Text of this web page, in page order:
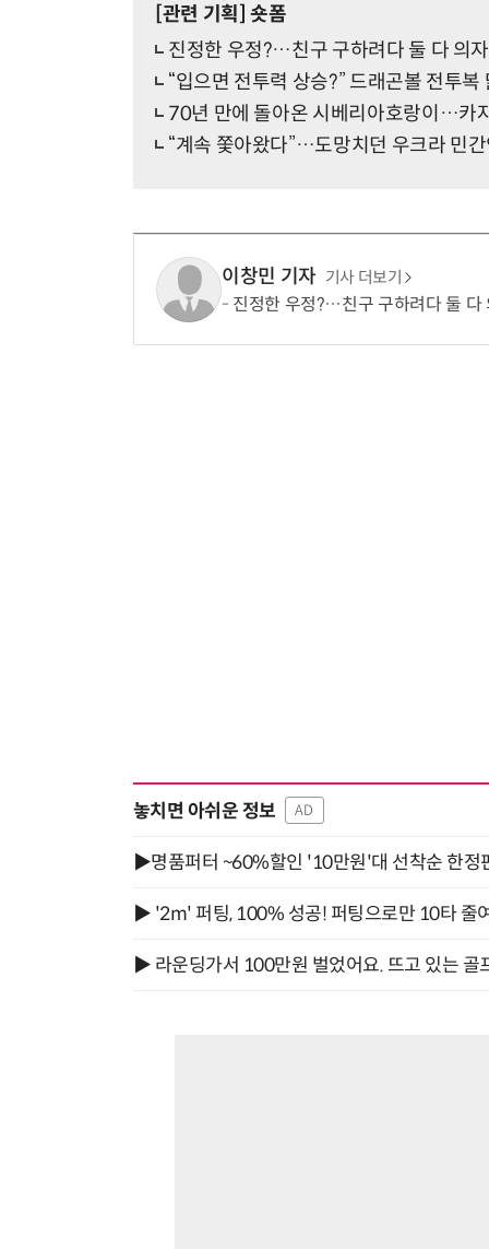
[관련 기획] 숏폼
진정한 우정?…친구 구하려다 둘 다 의
“입으면 전투력 상승?” 드래곤볼 전투복
70년 만에 돌아온 시베리아호랑이…카
“계속 쫓아왔다”…도망치던 우크라 민
이창민 기자 기사 더보기
진정한 우정?…친구 구하려다 둘 다
놓치면 아쉬운 정보 AD
▶명품퍼터 ~60%할인 '10만원'대 선착순 한정
▶ '2m' 퍼팅, 100% 성공! 퍼팅으로만 10타 줄
▶ 라운딩가서 100만원 벌었어요. 뜨고 있는 골